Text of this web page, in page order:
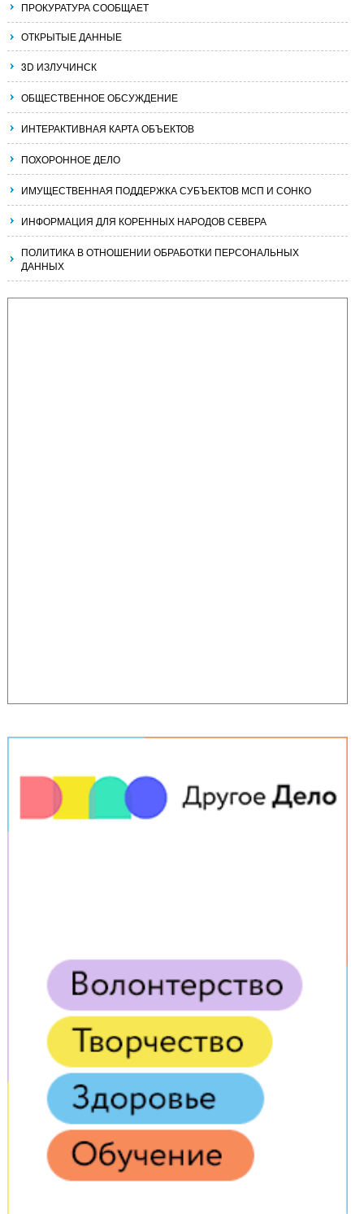
ПРОКУРАТУРА СООБЩАЕТ
ОТКРЫТЫЕ ДАННЫЕ
3D ИЗЛУЧИНСК
ОБЩЕСТВЕННОЕ ОБСУЖДЕНИЕ
ИНТЕРАКТИВНАЯ КАРТА ОБЪЕКТОВ
ПОХОРОННОЕ ДЕЛО
ИМУЩЕСТВЕННАЯ ПОДДЕРЖКА СУБЪЕКТОВ МСП И СОНКО
ИНФОРМАЦИЯ ДЛЯ КОРЕННЫХ НАРОДОВ СЕВЕРА
ПОЛИТИКА В ОТНОШЕНИИ ОБРАБОТКИ ПЕРСОНАЛЬНЫХ
ДАННЫХ